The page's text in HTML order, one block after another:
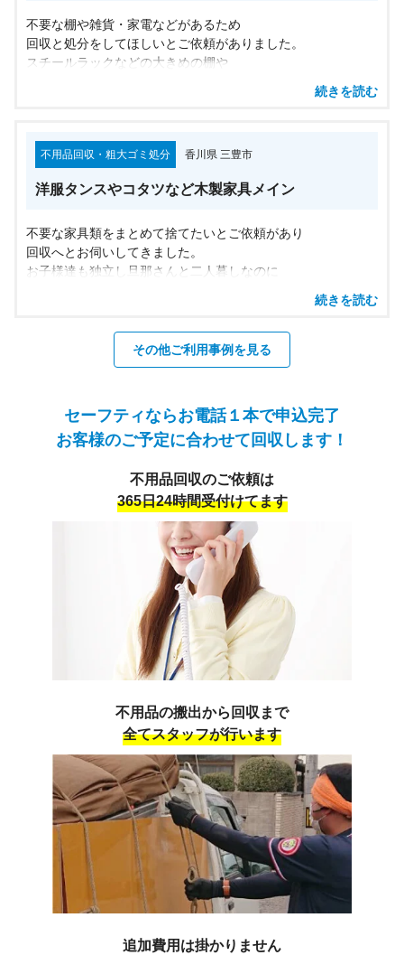
皆さんも家の中に使用しない家具などはありませんか？ 処分
したくてお困りのものがありましたら 安心の香川セーフティ
へお気軽にご相談ください。
不要な棚や雑貨・家電などがあるため
回収と処分をしてほしいとご依頼がありました。
スチールラックなどの大きめの棚や
量もそこそこあったため部屋を片付けた
ものの処分に困っていたそうです。
ものなどはございませんか？
安心の香川セーフティへお気軽にご相談ください。
続きを読む
不用品回収・粗大ゴミ処分 香川県 三豊市
洋服タンスやコタツなど木製家具メイン
不要な家具類をまとめて捨てたいとご依頼があり
回収へとお伺いしてきました。
お子様達も独立し旦那さんと二人暮しなのに
置いていても場所をとってしまうだけなため
まとめて処分してしまいたかったそうです。
その他にもボロボロになってしまった
皆さんも家の中に使用しない家具などはありませんか？
処分したくてお困りのものがありましたら
安心の香川セーフティへお気軽にご相談ください。
続きを読む
その他ご利用事例を見る
セーフティならお電話１本で申込完了
お客様のご予定に合わせて回収します！
不用品回収のご依頼は
365日24時間受付けてます
不用品の搬出から回収まで
全てスタッフが行います
追加費用は掛かりません